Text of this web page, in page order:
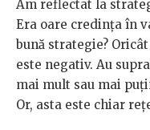
Am reflectat la
Era oare credința în
bună strategie?
este negativ. Au
mai mult sau mai
Or, asta este chiar